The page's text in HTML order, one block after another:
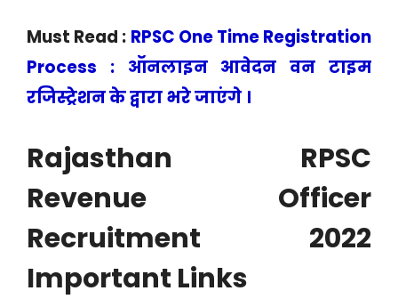
Must Read : RPSC One Time Registration
Process : ऑनलाइन आवेदन वन टाइम
रजिस्ट्रेशन के द्वारा भरे जाएंगे ।
Rajasthan RPSC
Revenue Officer
Recruitment 2022
Important Links